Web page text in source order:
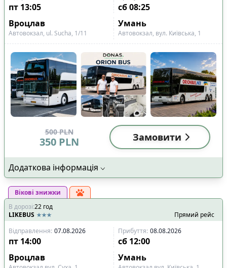
пт 13:05 сб 08:25
Вроцлав
Умань
Автовокзал, ul. Sucha, 1/11 Автовокзал, вул. Київська, 1
500 PLN
350 PLN Замовити
Додаткова інформація
Вікові знижки
В дорозі:22 год
LIKEBUS
Прямий рейс
Відправлення: 07.08.2026 Прибуття: 08.08.2026
пт 14:00 сб 12:00
Вроцлав
Умань